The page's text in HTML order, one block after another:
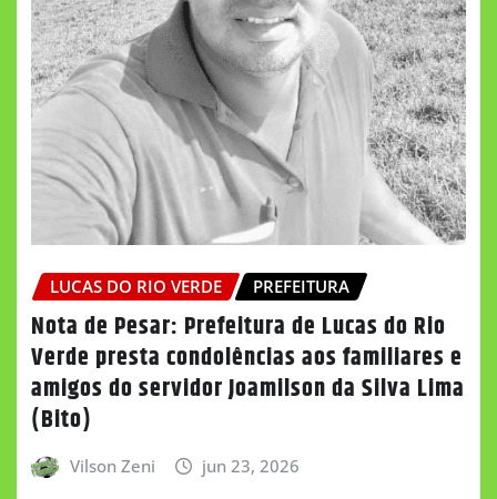
LUCAS DO RIO VERDE PREFEITURA
Nota de Pesar: Prefeitura de Lucas do Rio
Verde presta condolências aos familiares e
amigos do servidor Joamilson da Silva Lima
(Bito)
Vilson Zeni jun 23, 2026